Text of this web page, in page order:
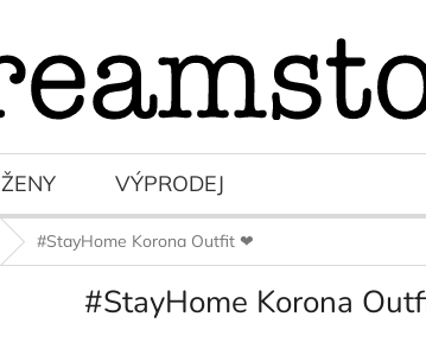
ŽENY VÝPRODEJ
#StayHome Korona Outfit ❤
#StayHome Korona